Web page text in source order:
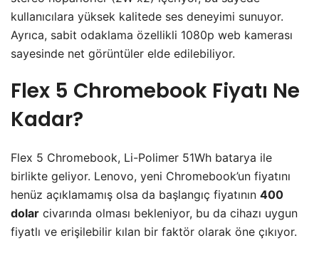
kullanıcılara yüksek kalitede ses deneyimi sunuyor.
Ayrıca, sabit odaklama özellikli 1080p web kamerası
sayesinde net görüntüler elde edilebiliyor.
Flex 5 Chromebook Fiyatı Ne
Kadar?
Flex 5 Chromebook, Li-Polimer 51Wh batarya ile
birlikte geliyor. Lenovo, yeni Chromebook’un fiyatını
henüz açıklamamış olsa da başlangıç fiyatının 400
dolar civarında olması bekleniyor, bu da cihazı uygun
fiyatlı ve erişilebilir kılan bir faktör olarak öne çıkıyor.